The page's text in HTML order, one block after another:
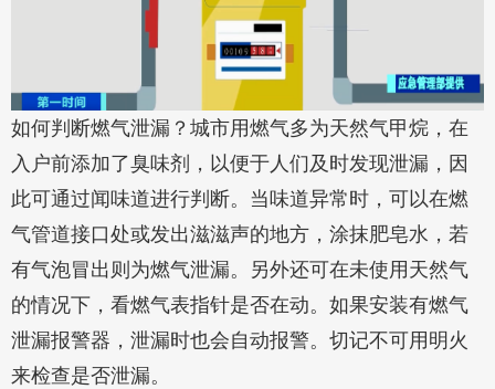
如何判断燃气泄漏？城市用燃气多为天然气甲烷，在
入户前添加了臭味剂，以便于人们及时发现泄漏，因
此可通过闻味道进行判断。当味道异常时，可以在燃
气管道接口处或发出滋滋声的地方，涂抹肥皂水，若
有气泡冒出则为燃气泄漏。另外还可在未使用天然气
的情况下，看燃气表指针是否在动。如果安装有燃气
泄漏报警器，泄漏时也会自动报警。切记不可用明火
来检查是否泄漏。